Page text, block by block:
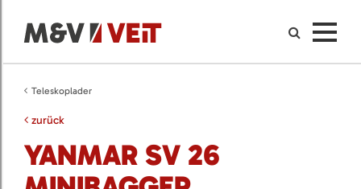
Teleskoplader
zurück
YANMAR SV 26